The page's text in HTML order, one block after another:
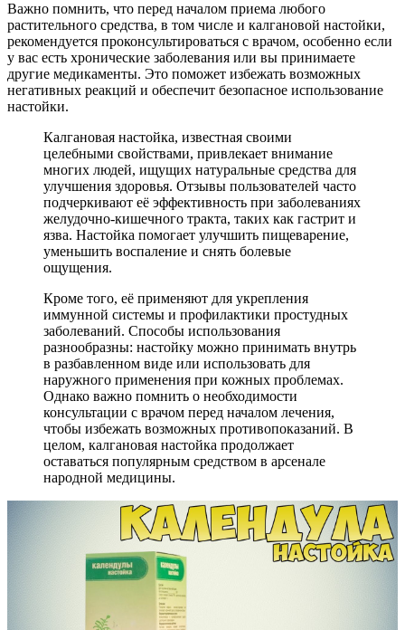
Важно помнить, что перед началом приема любого
растительного средства, в том числе и калгановой настойки,
рекомендуется проконсультироваться с врачом, особенно если
у вас есть хронические заболевания или вы принимаете
другие медикаменты. Это поможет избежать возможных
негативных реакций и обеспечит безопасное использование
настойки.
Калгановая настойка, известная своими
целебными свойствами, привлекает внимание
многих людей, ищущих натуральные средства для
улучшения здоровья. Отзывы пользователей часто
подчеркивают её эффективность при заболеваниях
желудочно-кишечного тракта, таких как гастрит и
язва. Настойка помогает улучшить пищеварение,
уменьшить воспаление и снять болевые
ощущения.
Кроме того, её применяют для укрепления
иммунной системы и профилактики простудных
заболеваний. Способы использования
разнообразны: настойку можно принимать внутрь
в разбавленном виде или использовать для
наружного применения при кожных проблемах.
Однако важно помнить о необходимости
консультации с врачом перед началом лечения,
чтобы избежать возможных противопоказаний. В
целом, калгановая настойка продолжает
оставаться популярным средством в арсенале
народной медицины.